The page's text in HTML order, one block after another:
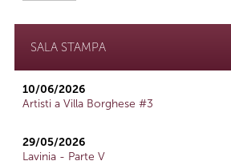
SALA STAMPA
10/06/2026
Artisti a Villa Borghese #3
29/05/2026
Lavinia - Parte V